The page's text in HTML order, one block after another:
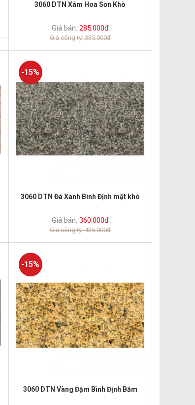
3060 DTN Xám Hoa Sơn Khò
Giá bán: 285.000đ
Giá công ty: 335.000đ
-15%
3060 DTN Đá Xanh Bình Định mặt khò
Giá bán: 360.000đ
Giá công ty: 425.000đ
-15%
3060 DTN Vàng Đậm Bình Định Băm